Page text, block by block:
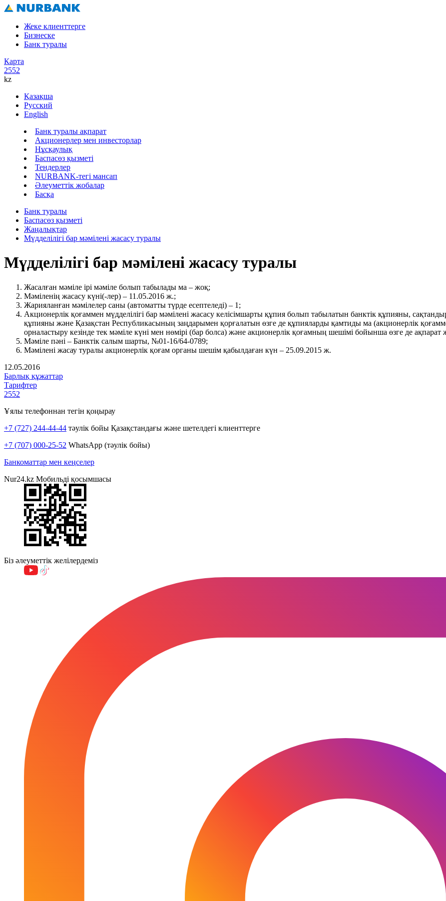
Жеке клиенттерге
Бизнеске
Банк туралы
Карта
2552
kz
Қазақша
Русский
English
Банк туралы ақпарат
Акционерлер мен инвесторлар
Нұсқаулық
Баспасөз қызметі
Тендерлер
NURBANK-тегі мансап
Әлеуметтік жобалар
Басқа
Банк туралы
Баспасөз қызметі
Жаңалықтар
Мүдделілігі бар мәмілені жасасу туралы
Мүдделілігі бар мәмілені жасасу туралы
Жасалған мәміле ірі мәміле болып табылады ма – жоқ;
Мәміленің жасасу күні(-лер) – 11.05.2016 ж.;
Жарияланған мәмілелер саны (автоматты түрде есептеледі) – 1;
Акционерлік қоғаммен мүдделілігі бар мәмілені жасасу келісімшарты құпия болып табылатын банктік құпияны,
құпияны және Қазақстан Республикасының заңдарымен қорғалатын өзге де құпияларды қамтиды ма (акционерлік
орналастыру кезінде тек мәміле күні мен нөмірі (бар болса) және акционерлік қоғамның шешімі бойынша өзге де
Мәміле пәні – Банктік салым шарты, №01-16/64-0789;
Мәмілені жасау туралы акционерлік қоғам органы шешім қабылдаған күн – 25.09.2015 ж.
12.05.2016
Барлық құжаттар
Тарифтер
2552
Ұялы телефоннан тегін қоңырау
+7 (727) 244-44-44 тәулік бойы Қазақстандағы және шетелдегі клиенттерге
+7 (707) 000-25-52 WhatsApp (тәулік бойы)
Банкоматтар мен кеңселер
Nur24.kz Мобильді қосымшасы
Біз әлеуметтік желілердеміз